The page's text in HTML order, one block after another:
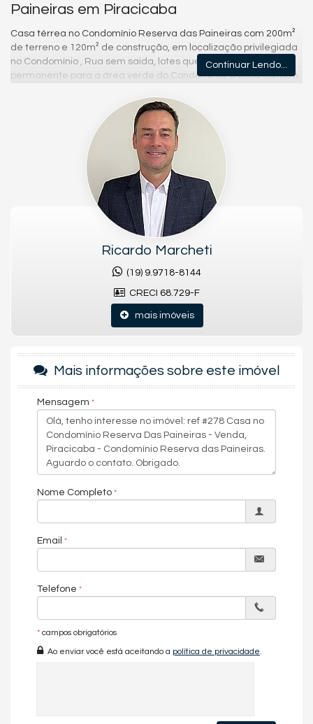
Paineiras em Piracicaba
Casa térrea no Condomínio Reserva das Paineiras com 200m²
de terreno e 120m² de construção, em localização privilegiada
no Condomínio , Rua sem saida, lotes que dão vista
permanente para a área verde do Condomínio, a casa contem
condicionado, sala 2 ambientes com painel para tv e luminárias
integrado a cozinha tipo americana com armário, cooktop e
forno, amplo quintal com área gourmet, vista linda para a área
verde do condomínio, lavanderia, entrada independente,
garagem para 2 carros sendo 1 coberto.
Aceita Financiamento e saque de FGTS | Não aceita permuta.
Características do Imóvel
Sala para 2 Ambientes
Banheiro de Serviço
Banheiro Social
Características do Empreendimento
Salão de Festas
Piscina
Quadra Esportiva
Espaço Fitness
Portaria 24h
Playground
Piscina Infantil
Solarium
Continuar Lendo...
Ricardo Marcheti
(19) 9.9718-8144
CRECI 68.729-F
mais imóveis
Mais informações sobre este imóvel
Mensagem
Nome Completo
Email
Telefone
* campos obrigatórios
Ao enviar você está aceitando a política de privacidade